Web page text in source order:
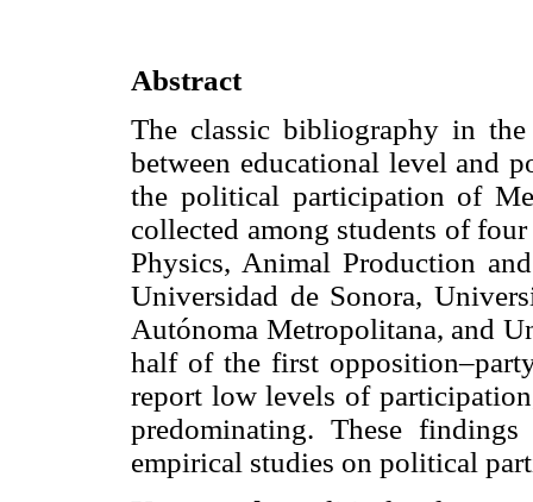
Abstract
The classic bibliography in
between educational level and
the political participation of
collected among students of
Physics, Animal Production
Universidad de Sonora,
Autónoma Metropolitana, and
half of the first
report low levels of
predominating. These
empirical studies on political